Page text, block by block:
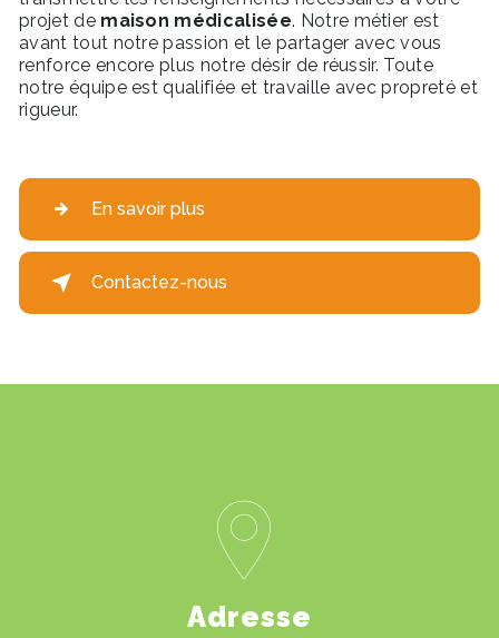
projet de maison médicalisée. Notre métier est
avant tout notre passion et le partager avec vous
renforce encore plus notre désir de réussir. Toute
notre équipe est qualifiée et travaille avec propreté et
rigueur.
En savoir plus
Contactez-nous
Adresse